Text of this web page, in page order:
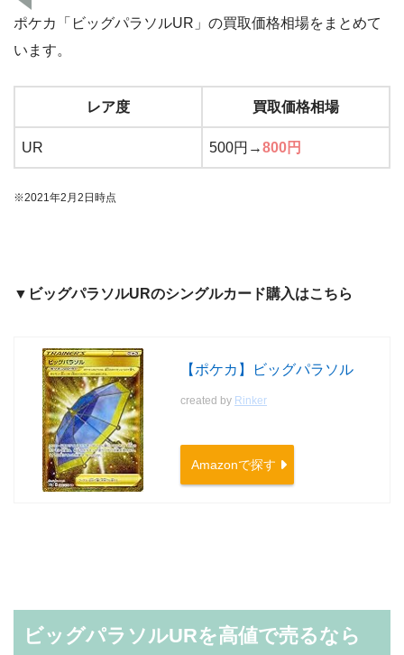
ポケカ「ビッグパラソルUR」の買取価格相場をまとめて
います。
レア度 買取価格相場
UR 500円→800円
※2021年2月2日時点
▼ビッグパラソルURのシングルカード購入はこちら
【ポケカ】ビッグパラソル
created by Rinker
Amazonで探す
ビッグパラソルURを高値で売るなら